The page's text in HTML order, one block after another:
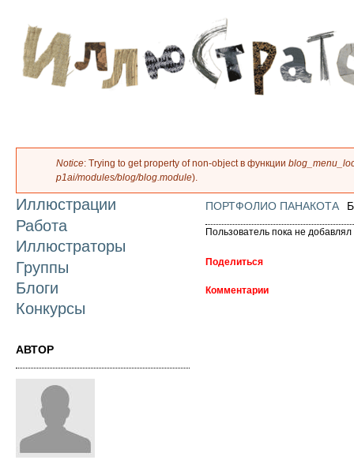
Сообщение об ошибке
Notice: Trying to get property of non-object в функции
p1ai/modules/blog/blog.module).
Иллюстрации
Работа
Иллюстраторы
Группы
Блоги
Конкурсы
АВТОР
ПОРТФОЛИО ПАНАКОТА
Пользователь пока не добавлял
Поделиться
Комментарии